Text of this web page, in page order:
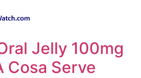
Jelly 100mg
Cosa Serve